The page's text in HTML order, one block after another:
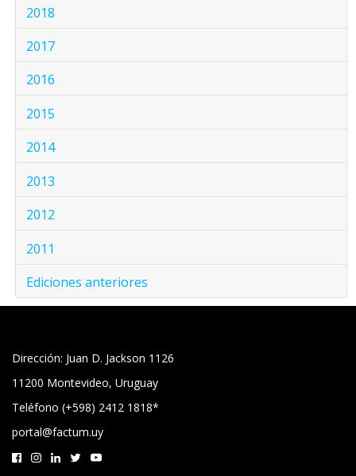
2018
2017
2016
2015
2014
2013
2012
2011
Ediciones anteriores
Dirección: Juan D. Jackson 1126
11200 Montevideo, Uruguay
Teléfono (+598) 2412 1818*
portal@factum.uy